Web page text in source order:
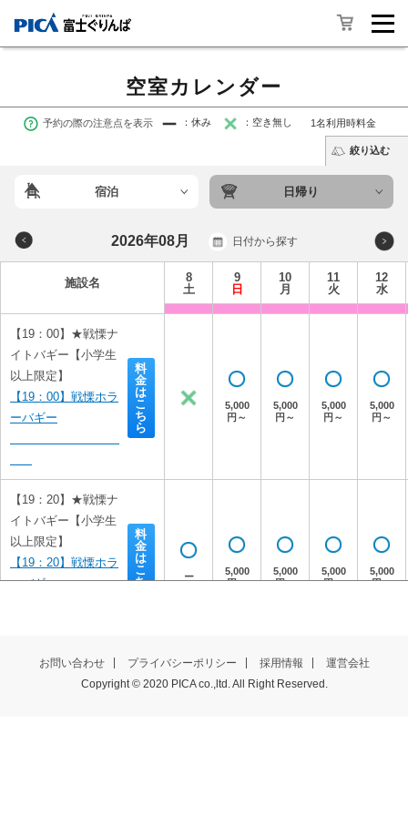
空室カレンダー
宿泊 日帰り
予約の際の注意点を表示 ：休み ：空き無し 1名利用時料金
絞り込む
2026年08月 日付から探す
施設名
8
土
9
日
10
月
11
火
12
水
【19：00】★戦慄ナ
イトバギー【小学生
以上限定】
【19：00】戦慄ホラ
ーバギー
料
金
は
こ
ち
ら
5,000
円～
5,000
円～
5,000
円～
5,000
円～
【19：20】★戦慄ナ
イトバギー【小学生
以上限定】
【19：20】戦慄ホラ
ーバギー
料
金
は
こ
ち
ー
5,000
円～
5,000
円～
5,000
円～
5,000
円～
【19：40】★戦慄ナ
イトバギー【小学生
お問い合わせ プライバシーポリシー 採用情報 運営会社
Copyright © 2020 PICA co.,ltd. All Right Reserved.